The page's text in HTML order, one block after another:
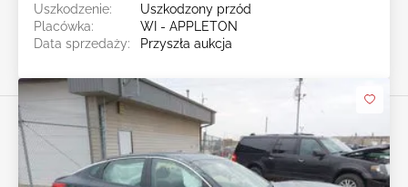
Uszkodzenie:
Uszkodzony przód
Placówka:
WI - APPLETON
Data sprzedaży:
Przyszła aukcja